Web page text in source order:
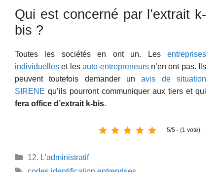
Qui est concerné par l’extrait k-
bis ?
Toutes les sociétés en ont un. Les entreprises
individuelles et les auto-entrepreneursn’en ont pas. Ils
peuvent toutefois demander unavis de situation
SIRENE qu’ils pourront communiquer aux tiers et qui
fera office d’extrait k-bis.
5/5 - (1 vote)
Catégories
12. L'administratif
Étiquettes